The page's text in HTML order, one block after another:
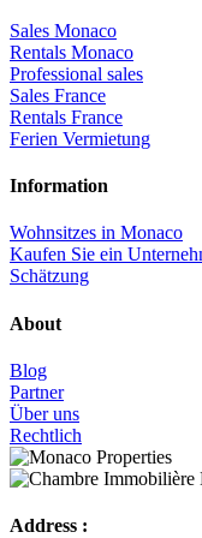
Sales Monaco
Rentals Monaco
Professional sales
Sales France
Rentals France
Ferien Vermietung
Information
Wohnsitzes in Monaco
Kaufen Sie ein
Schätzung
About
Blog
Partner
Über uns
Rechtlich
Address :